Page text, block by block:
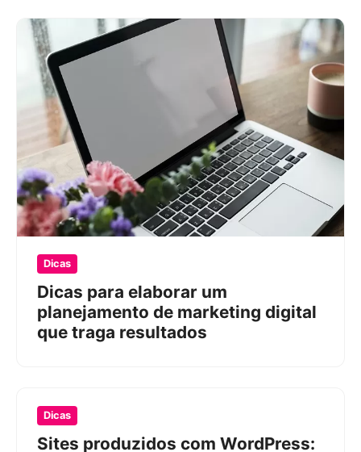
Dicas
Dicas para elaborar um
planejamento de marketing digital
que traga resultados
Dicas
Sites produzidos com WordPress: